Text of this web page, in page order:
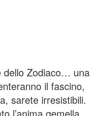
dello Zodiaco… una
il fascino,
sarete irresistibili.